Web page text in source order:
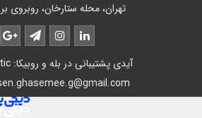
تهران، محله ستارخان، روبروی
@oiastic :آیدی پشتیبانی در بله و روبیکا